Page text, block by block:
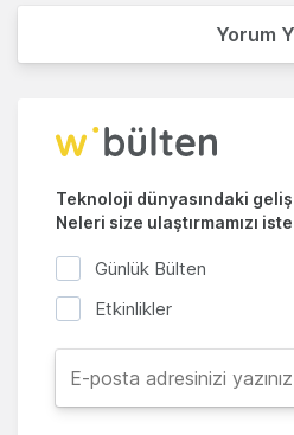
Yorum
Teknoloji dünyasındaki
Neleri size ulaştırmamızı
Günlük Bülten
Etkinlikler